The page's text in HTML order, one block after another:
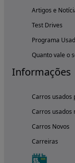
Artigos e
Test Drives
Programa
Quanto vale o
Informações
Carros usados
Carros usados
Carros Novos
Carreiras